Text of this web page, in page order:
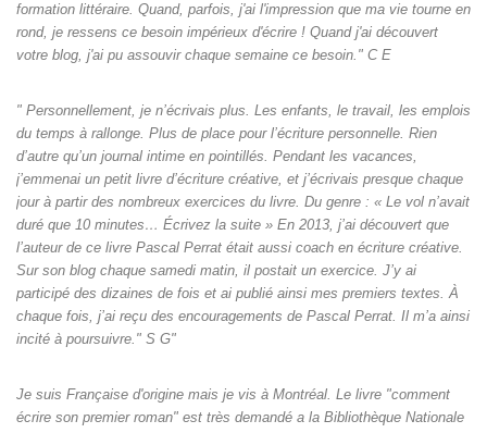
formation littéraire. Quand, parfois, j'ai l'impression que ma vie tourne en
rond, je ressens ce besoin impérieux d'écrire ! Quand j'ai découvert
votre blog, j'ai pu assouvir chaque semaine ce besoin." C E
" Personnellement, je n’écrivais plus. Les enfants, le travail, les emplois
du temps à rallonge. Plus de place pour l’écriture personnelle. Rien
d’autre qu’un journal intime en pointillés. Pendant les vacances,
j’emmenai un petit livre d’écriture créative, et j’écrivais presque chaque
jour à partir des nombreux exercices du livre. Du genre : « Le vol n’avait
duré que 10 minutes… Écrivez la suite » En 2013, j’ai découvert que
l’auteur de ce livre Pascal Perrat était aussi coach en écriture créative.
Sur son blog chaque samedi matin, il postait un exercice. J’y ai
participé des dizaines de fois et ai publié ainsi mes premiers textes. À
chaque fois, j’ai reçu des encouragements de Pascal Perrat. Il m’a ainsi
incité à poursuivre." S G"
Je suis Française d'origine mais je vis à Montréal. Le livre "comment
écrire son premier roman" est très demandé a la Bibliothèque Nationale